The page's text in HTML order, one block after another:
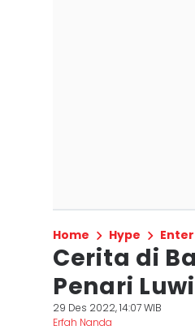
Home Hype
Cerita di
Penari
29 Des 2022, 14:07 WIB
Erfah Nanda